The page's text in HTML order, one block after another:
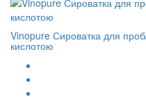
Vinopure Сироватка для
кислотою